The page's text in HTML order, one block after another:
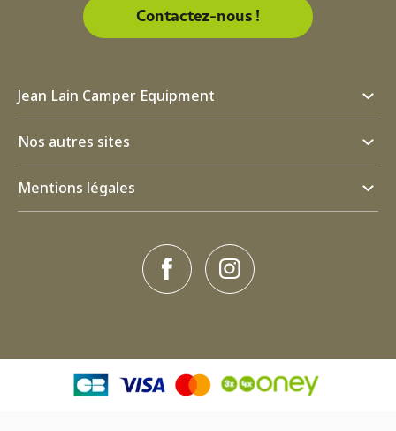
Contactez-nous !
Jean Lain Camper Equipment
Nos autres sites
Mentions légales